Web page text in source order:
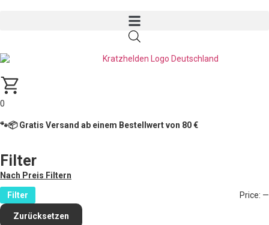
0
🐾📦 Gratis Versand ab einem Bestellwert von 80 €
Filter
Nach Preis Filtern
Filter Price: —
Zurücksetzen